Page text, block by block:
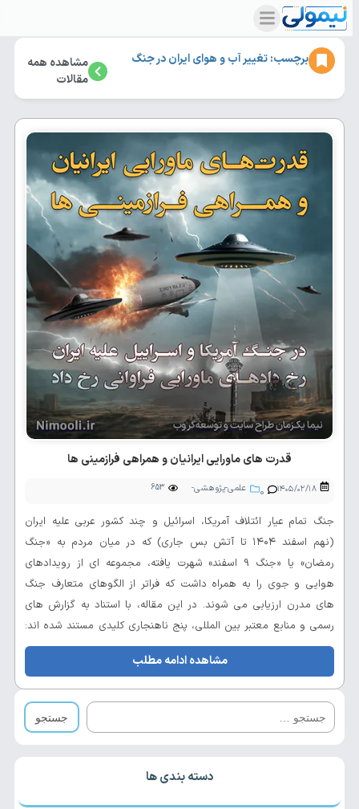
دسته بندی ها
برچسب: تغییر آب و هوای ایران در جنگ
مشاهده همه
مقالات
قدرت های ماورایی ایرانیان و همراهی فرازمینی ها
۱۴۰۵/۰۲/۱۸ 0
علمی-پژوهشی-
653
جنگ تمام عیار ائتلاف آمریکا، اسرائیل و چند کشور عربی علیه ایران
(نهم اسفند ۱۴۰۴ تا آتش بس جاری) که در میان مردم به «جنگ
رمضان» یا «جنگ 9 اسفند» شهرت یافته، مجموعه ای از رویدادهای
هوایی و جوی را به همراه داشت که فراتر از الگوهای متعارف جنگ
های مدرن ارزیابی می شوند. در این مقاله، با استناد به گزارش های
رسمی و منابع معتبر بین المللی، پنج ناهنجاری کلیدی مستند شده اند:
طوفان ناگهانی طبس (۱۹۸۰)، سقوط KC-135 در عراق بدون اصابت
موشک، آتش خودی سامانه پاتریوت کویت، تغییر اقلیمی تمام...
مشاهده ادامه مطلب